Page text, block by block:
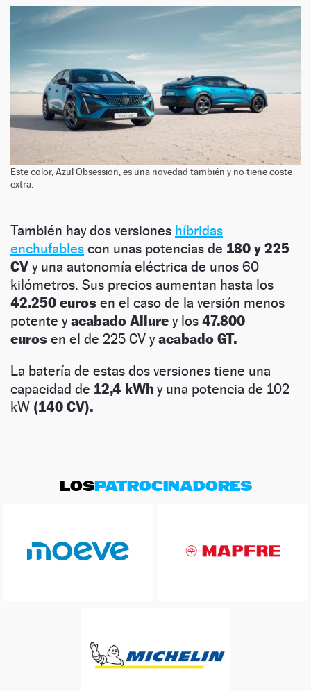
Este color, Azul Obsession, es una novedad también y no tiene coste
extra.
También hay dos versiones híbridas
enchufables con unas potencias de 180 y 225
CV y una autonomía eléctrica de unos 60
kilómetros. Sus precios aumentan hasta los
42.250 euros en el caso de la versión menos
potente yacabado Allure y los 47.800
euros en el de 225 CV yacabado GT.
La batería de estas dos versiones tiene una
capacidad de 12,4 kWh y una potencia de 102
kW (140 CV).
LOSPATROCINADORES